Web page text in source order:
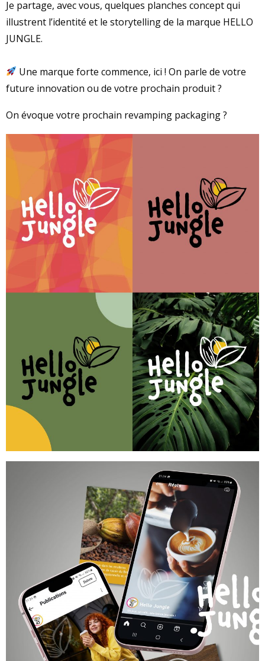
Je partage, avec vous, quelques planches concept qui
illustrent l’identité et le storytelling de la marque HELLO
JUNGLE.
Une marque forte commence, ici ! On parle de votre
future innovation ou de votre prochain produit ?
On évoque votre prochain revamping packaging ?